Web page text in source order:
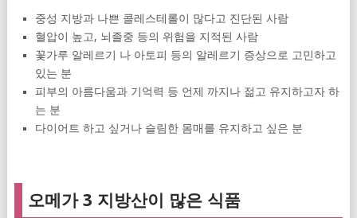
중성 지방과 나쁜 콜레스테롤이 많다고 진단된 사람
혈압이 높고, 뇌졸중 등의 위험을 지적된 사람
꽃가루 알레르기 나 아토피 등의 알레르기 증상으로 고민하고
있는 분
피부의 아름다움과 기억력 등 언제 까지나 젊고 유지하고자 하
는 분
다이어트 하고 싶거나 슬림한 몸매를 유지하고 싶은 분
오메가 3 지방산이 많은 식품